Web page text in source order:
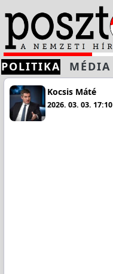
POLITIKA MÉDIA
Kocsis Máté
2026. 03. 03. 17:10